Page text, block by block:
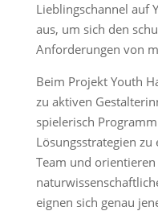
Lieblingschannel auf
aus, um sich den
Anforderungen von
Beim Projekt Youth
zu aktiven
spielerisch
Lösungsstrategien
Team und
eignen sich genau